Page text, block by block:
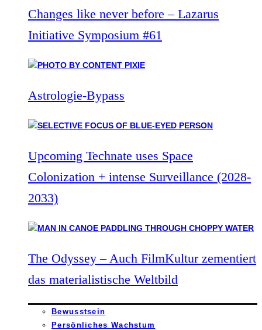
Changes like never before – Lazarus
Initiative Symposium #61
Astrologie-Bypass
Upcoming Technate uses Space
Colonization + intense Surveillance (2028-
2033)
The Odyssey – Auch FilmKultur zementiert
das materialistische Weltbild
Bewusstsein
Persönliches Wachstum